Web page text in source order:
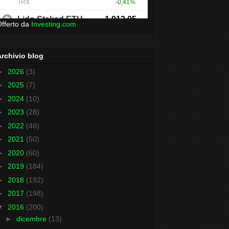
da Investing.com
blog
2026 (3)
2025 (7)
2024 (10)
2023 (28)
2022 (48)
2021 (50)
2020 (60)
2019 (184)
2018 (192)
2017 (198)
2016 (200)
► dicembre (13)